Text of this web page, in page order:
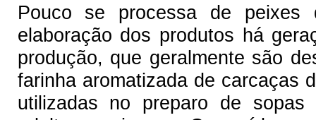
Pouco se processa de
elaboração dos produtos há
produção, que geralmente são
farinha aromatizada de carcaças
utilizadas no preparo de